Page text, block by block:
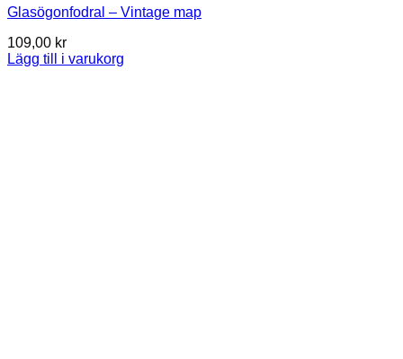
Glasögonfodral – Vintage map
109,00 kr
Lägg till i varukorg